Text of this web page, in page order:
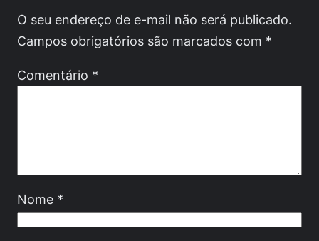
O seu endereço de e-mail não será publicado.
Campos obrigatórios são marcados com *
Comentário *
Nome *